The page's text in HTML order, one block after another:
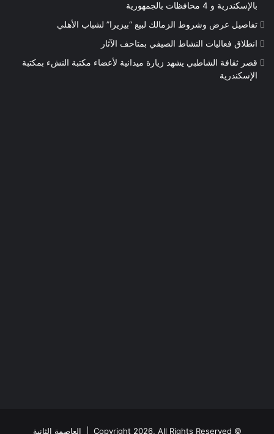
بالإسكندرية و 4 محافظات بالجمهورية
تفاصيل عرض وشروط الزمالك لبيع “بيزيرا” لشباب الأهلي
انطلاق فعاليات النشاط الصيفي بمتاحف الآثار
قصر ثقافة الشاطبي يشهد زيارة ميدانية لأعضاء مكتبة النشء بمكتبة
الإسكندرية
© Copyright 2026, All Rights Reserved | العاصمة الثانية